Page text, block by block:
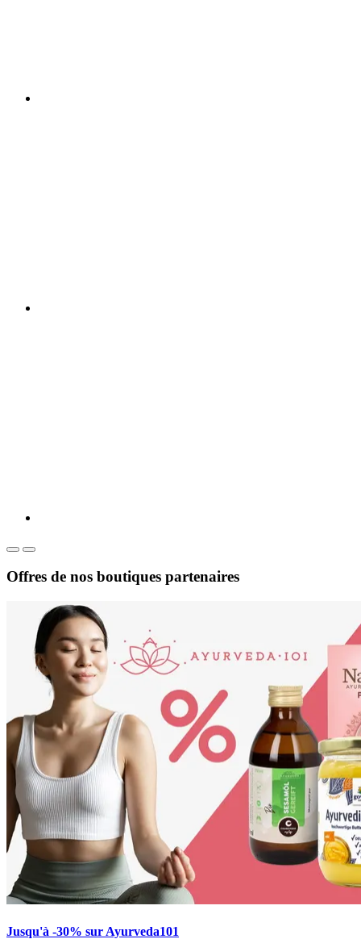
Offres de nos boutiques partenaires
Jusqu'à -30% sur Ayurveda101